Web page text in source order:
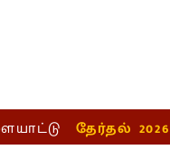
தேர்தல் 2026